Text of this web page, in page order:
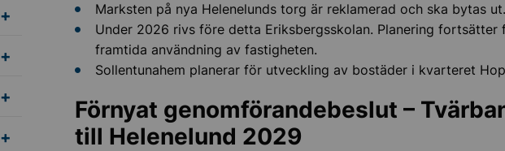
Undermeny för Avfall och återvinning
Undermeny för Naturvård
Undermeny för Kartor och mättjänster
Undermeny för Vatten
Marksten på nya Helenelunds torg är reklamerad och ska bytas ut.
Under 2026 rivs före detta Eriksbergsskolan. Planering fortsätter
framtida användning av fastigheten.
Sollentunahem planerar för utveckling av bostäder i kvarteret
Förnyat genomförandebeslut –
till Helenelund 2029